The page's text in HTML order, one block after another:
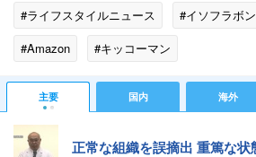
#ライフスタイルニュース #イソフラボン
#Amazon
#キッコーマン
主要 国内 海外
正常な組織を誤摘出 重篤な状